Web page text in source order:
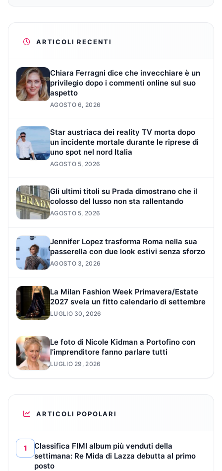
ARTICOLI RECENTI
Chiara Ferragni dice che invecchiare è un
privilegio dopo i commenti online sul suo
aspetto
AGOSTO 6, 2026
Star austriaca dei reality TV morta dopo
un incidente mortale durante le riprese di
uno spot nel nord Italia
AGOSTO 5, 2026
Gli ultimi titoli su Prada dimostrano che il
colosso del lusso non sta rallentando
AGOSTO 5, 2026
Jennifer Lopez trasforma Roma nella sua
passerella con due look estivi senza sforzo
AGOSTO 3, 2026
La Milan Fashion Week Primavera/Estate
2027 svela un fitto calendario di settembre
LUGLIO 30, 2026
Le foto di Nicole Kidman a Portofino con
l’imprenditore fanno parlare tutti
LUGLIO 29, 2026
ARTICOLI POPOLARI
1
Classifica FIMI album più venduti della
settimana: Re Mida di Lazza debutta al primo
posto